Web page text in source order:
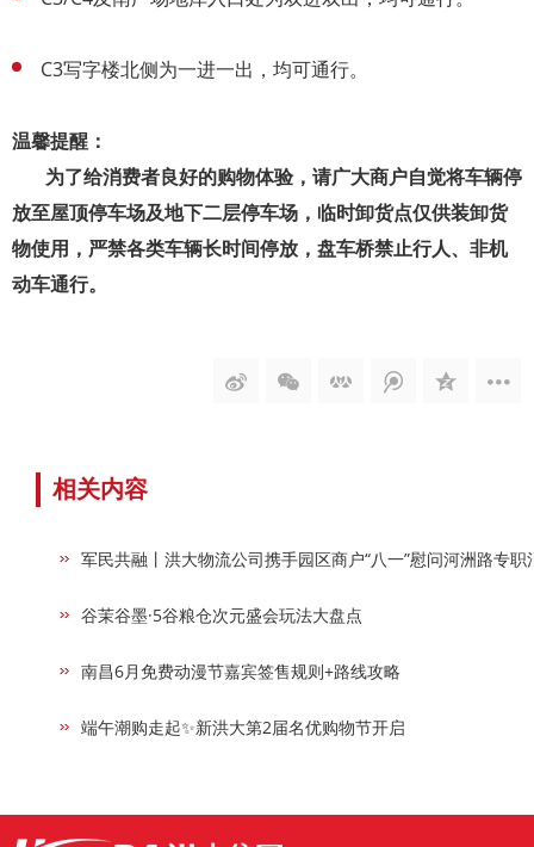
C3写字楼北侧为一进一出，均可通行。
温馨提醒：
为了给消费者良好的购物体验，请广大商户自觉将车辆停
放至屋顶停车场及地下二层停车场，临时卸货点仅供装卸货
物使用，严禁各类车辆长时间停放，盘车桥禁止行人、非机
动车通行。
相关内容
军民共融丨洪大物流公司携手园区商户“八一”慰问河洲路专职
谷茉谷墨·5谷粮仓次元盛会玩法大盘点
南昌6月免费动漫节嘉宾签售规则+路线攻略
端午潮购走起✨新洪大第2届名优购物节开启